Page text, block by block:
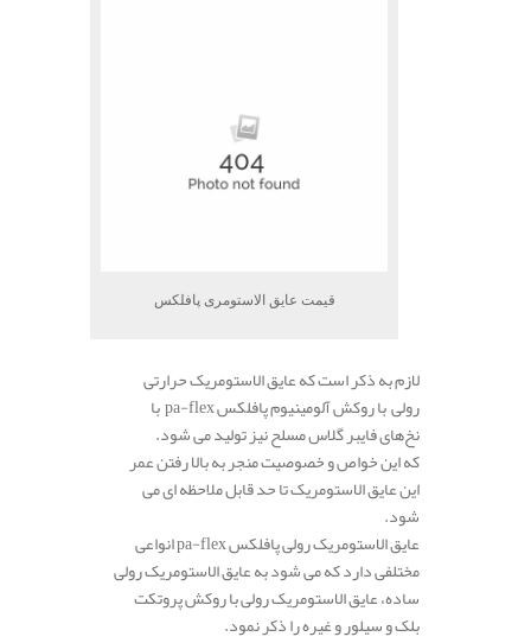
قیمت عایق الاستومری پافلکس
لازم به ذکر است که عایق الاستومریک حرارتی
رولی با روکش آلومینیوم پافلکس pa-flex با
نخ‌های فایبر گلاس مسلح نیز تولید می شود.
که این خواص و خصوصیت منجر به بالا رفتن عمر
این عایق الاستومریک تا حد قابل ملاحظه ای می
شود.
عایق الاستومریک رولی پافلکس pa-flex انواعی
مختلفی دارد که می شود به عایق الاستومریک رولی
ساده، عایق الاستومریک رولی با روکش پروتکت
بلک و سیلور و غیره را ذکر نمود.